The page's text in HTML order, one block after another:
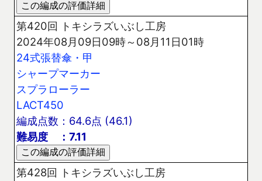
第420回 トキシラズいぶし工房
2024年08月09日09時～08月11日01時
24式張替傘・甲
シャープマーカー
スプラローラー
LACT450
編成点数：64.6点 (46.1)
難易度 ：7.11
第428回 トキシラズいぶし工房